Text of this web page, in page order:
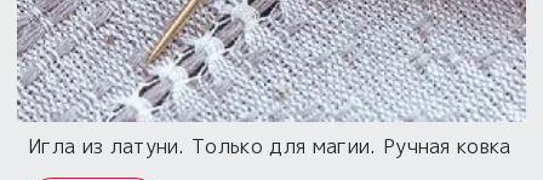
Игла из латуни. Только для магии. Ручная ковка